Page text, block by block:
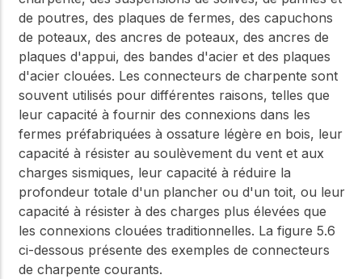
de poutres, des plaques de fermes, des capuchons
de poteaux, des ancres de poteaux, des ancres de
plaques d'appui, des bandes d'acier et des plaques
d'acier clouées. Les connecteurs de charpente sont
souvent utilisés pour différentes raisons, telles que
leur capacité à fournir des connexions dans les
fermes préfabriquées à ossature légère en bois, leur
capacité à résister au soulèvement du vent et aux
charges sismiques, leur capacité à réduire la
profondeur totale d'un plancher ou d'un toit, ou leur
capacité à résister à des charges plus élevées que
les connexions clouées traditionnelles. La figure 5.6
ci-dessous présente des exemples de connecteurs
de charpente courants.